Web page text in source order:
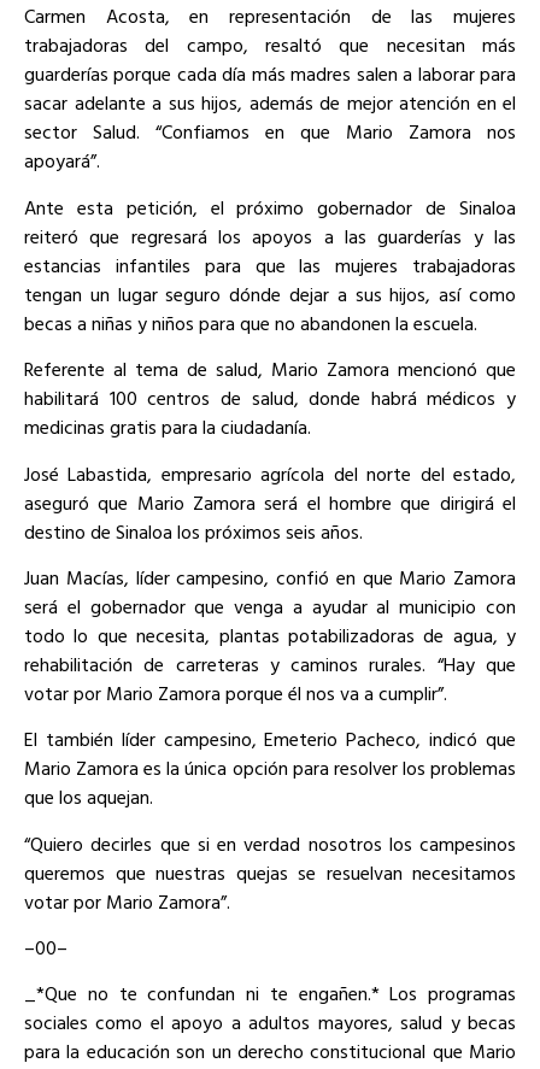
Carmen Acosta, en representación de las mujeres
trabajadoras del campo, resaltó que necesitan más
guarderías porque cada día más madres salen a laborar para
sacar adelante a sus hijos, además de mejor atención en el
sector Salud. “Confiamos en que Mario Zamora nos
apoyará”.
Ante esta petición, el próximo gobernador de Sinaloa
reiteró que regresará los apoyos a las guarderías y las
estancias infantiles para que las mujeres trabajadoras
tengan un lugar seguro dónde dejar a sus hijos, así como
becas a niñas y niños para que no abandonen la escuela.
Referente al tema de salud, Mario Zamora mencionó que
habilitará 100 centros de salud, donde habrá médicos y
medicinas gratis para la ciudadanía.
José Labastida, empresario agrícola del norte del estado,
aseguró que Mario Zamora será el hombre que dirigirá el
destino de Sinaloa los próximos seis años.
Juan Macías, líder campesino, confió en que Mario Zamora
será el gobernador que venga a ayudar al municipio con
todo lo que necesita, plantas potabilizadoras de agua, y
rehabilitación de carreteras y caminos rurales. “Hay que
votar por Mario Zamora porque él nos va a cumplir”.
El también líder campesino, Emeterio Pacheco, indicó que
Mario Zamora es la única opción para resolver los problemas
que los aquejan.
“Quiero decirles que si en verdad nosotros los campesinos
queremos que nuestras quejas se resuelvan necesitamos
votar por Mario Zamora”.
–00–
_*Que no te confundan ni te engañen.* Los programas
sociales como el apoyo a adultos mayores, salud y becas
para la educación son un derecho constitucional que Mario